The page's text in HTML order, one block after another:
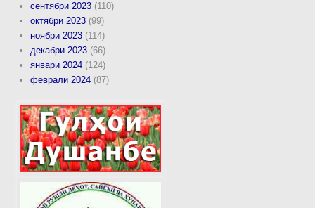
сентябри 2023 (110)
октябри 2023 (99)
ноябри 2023 (114)
декабри 2023 (66)
январи 2024 (124)
феврали 2024 (87)